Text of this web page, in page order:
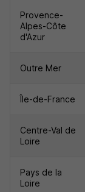
Provence-
Alpes-Côte
d'Azur
Outre Mer
Île-de-France
Centre-Val de
Loire
Pays de la
Loire